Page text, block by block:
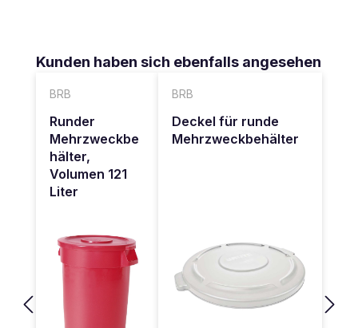
Produktgalerie überspringen
Kunden haben sich ebenfalls angesehen
BRB
Runder
Mehrzweckbe
hälter,
Volumen 121
Liter
BRB
Deckel für runde
Mehrzweckbehälter